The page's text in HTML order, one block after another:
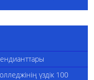
үздік 100